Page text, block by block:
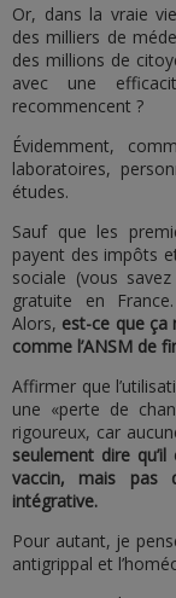
Or, dans la vraie
des milliers de
des millions de
avec une
recommencent ?
Évidemment,
laboratoires,
études.
Sauf que les
payent des impôts
sociale (vous
gratuite en
Alors, est-ce que ça
comme l’ANSM de
Affirmer que
une «perte de
rigoureux, car
seulement dire
vaccin, mais pas
intégrative.
Pour autant, je
antigrippal et